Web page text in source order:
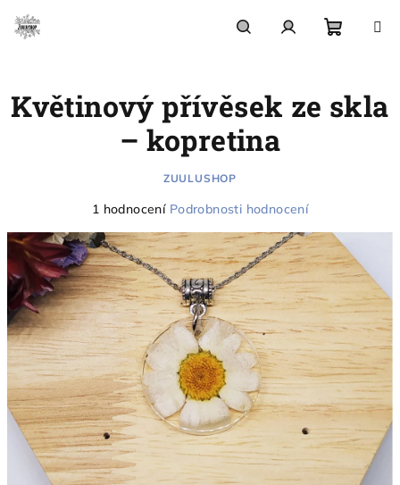
obsah
košík
Květinový přívěsek ze skla
– kopretina
ZUULUSHOP
Průměrné
produktu
je
5,0
z
5
hvězdiček.
1 hodnocení Podrobnosti hodnocení